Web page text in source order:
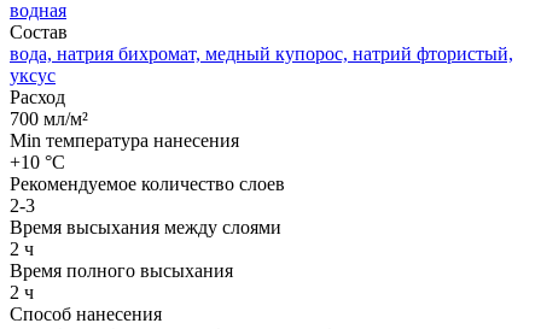
водная
Состав
вода, натрия бихромат, медный купорос, натрий фтористый,
уксус
Расход
700 мл/м²
Min температура нанесения
+10 °С
Рекомендуемое количество слоев
2-3
Время высыхания между слоями
2 ч
Время полного высыхания
2 ч
Способ нанесения